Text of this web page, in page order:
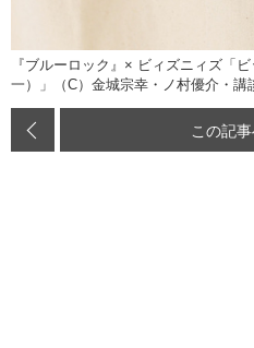
『ブルーロック』× ビィズニィズ「
一）」（C）金城宗幸・ノ村優介・
この記